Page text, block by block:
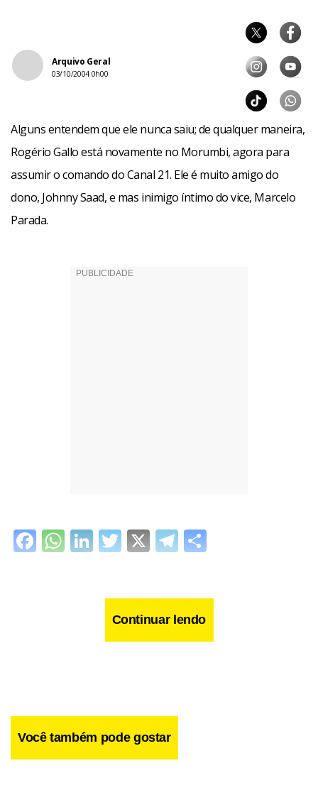
Arquivo Geral
03/10/2004 0h00
Alguns entendem que ele nunca saiu; de qualquer maneira,
Rogério Gallo está novamente no Morumbi, agora para
assumir o comando do Canal 21. Ele é muito amigo do
dono, Johnny Saad, e mas inimigo íntimo do vice, Marcelo
Parada.
Facebook
WhatsApp
LinkedIn
Twitter
X Telegram
Continuar lendo
Você também pode gostar